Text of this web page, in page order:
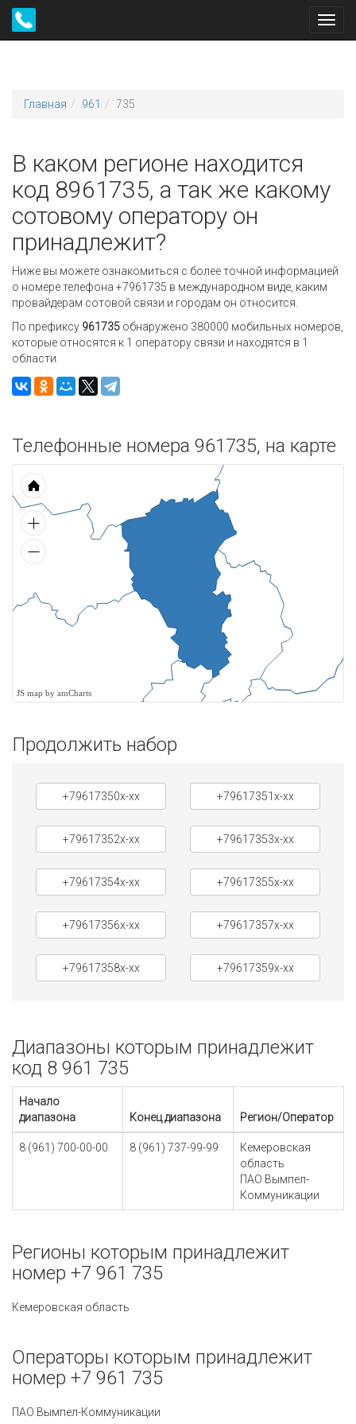
Главная 961 735
В каком регионе находится
код 8961735, а так же какому
сотовому оператору он
принадлежит?
Ниже вы можете ознакомиться с более точной информацией
о номере телефона +7961735 в международном виде, каким
провайдерам сотовой связи и городам он относится.
По префиксу 961735 обнаружено 380000 мобильных номеров,
которые относятся к 1 оператору связи и находятся в 1
области.
Телефонные номера 961735, на карте
JS map by amCharts
Продолжить набор
+79617350x-xx +79617351x-xx
+79617352x-xx +79617353x-xx
+79617354x-xx +79617355x-xx
+79617356x-xx +79617357x-xx
+79617358x-xx +79617359x-xx
Диапазоны которым принадлежит
код 8 961 735
Начало
диапазона
Конец диапазона Регион/Оператор
8 (961) 700-00-00 8 (961) 737-99-99
Кемеровская
область
ПАО Вымпел-
Коммуникации
Регионы которым принадлежит
номер +7 961 735
Кемеровская область
Операторы которым принадлежит
номер +7 961 735
ПАО Вымпел-Коммуникации